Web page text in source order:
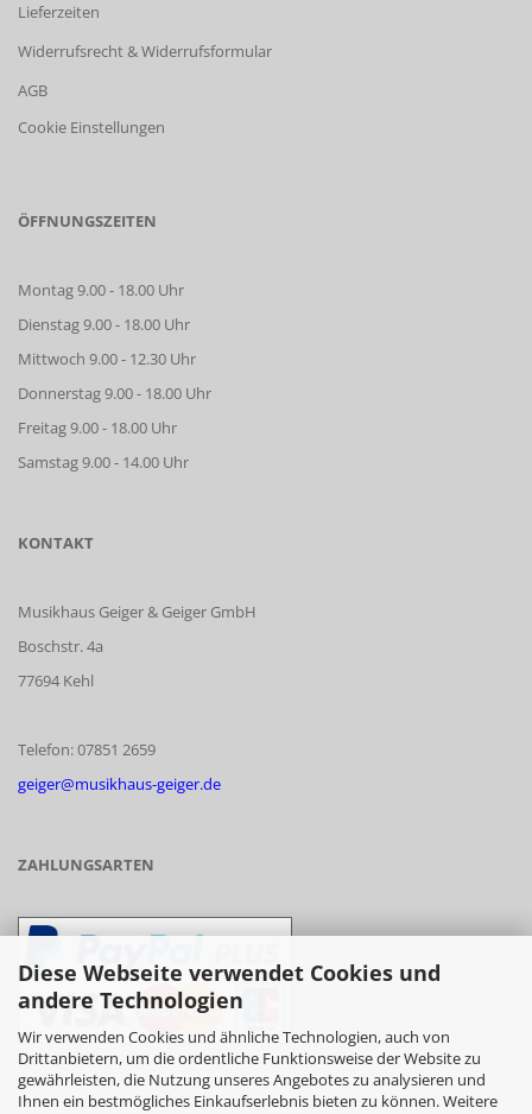
Diese Webseite verwendet Cookies und
andere Technologien
Wir verwenden Cookies und ähnliche Technologien, auch von
Drittanbietern, um die ordentliche Funktionsweise der Website zu
gewährleisten, die Nutzung unseres Angebotes zu analysieren und
Ihnen ein bestmögliches Einkaufserlebnis bieten zu können. Weitere
Lieferzeiten
Widerrufsrecht & Widerrufsformular
AGB
Cookie Einstellungen
ÖFFNUNGSZEITEN
Montag 9.00 - 18.00 Uhr
Dienstag 9.00 - 18.00 Uhr
Mittwoch 9.00 - 12.30 Uhr
Donnerstag 9.00 - 18.00 Uhr
Freitag 9.00 - 18.00 Uhr
Samstag 9.00 - 14.00 Uhr
KONTAKT
Musikhaus Geiger & Geiger GmbH
Boschstr. 4a
77694 Kehl
Telefon: 07851 2659
geiger@musikhaus-geiger.de
ZAHLUNGSARTEN
- Vorkasse/Überweisung